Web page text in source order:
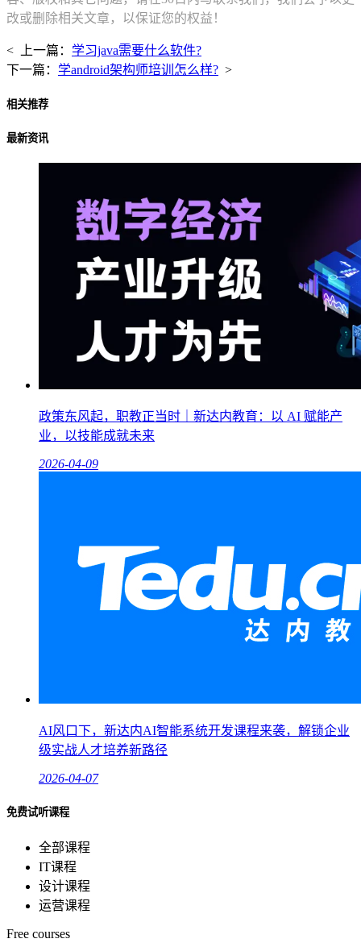
改或删除相关文章，以保证您的权益！
< 上一篇： 学习java需要什么软件?
下一篇： 学android架构师培训怎么样? >
相关推荐
最新资讯
政策东风起，职教正当时｜新达内教育：以 AI 赋能产
业，以技能成就未来
2026-04-09
AI风口下，新达内AI智能系统开发课程来袭，解锁企业
级实战人才培养新路径
2026-04-07
免费试听课程
全部课程
IT课程
设计课程
运营课程
Free courses